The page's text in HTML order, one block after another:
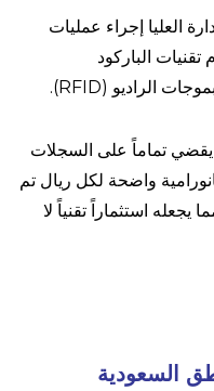
العليا إجراء عمليات
الباركود
يقضي تماماً على السجلات
واضحة لكل ريال تم
يجعله استثماراً تقنياً لا
السعودية